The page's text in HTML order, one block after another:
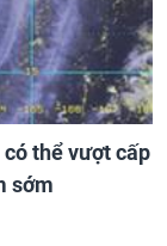
thể vượt cấp
sớm